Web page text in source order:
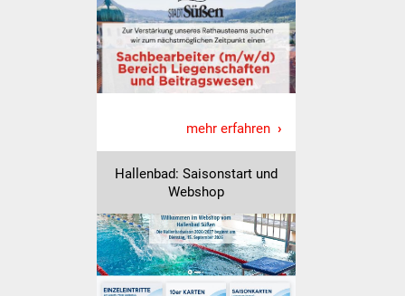
Ukraine-Hilfe
Wohnen
Baugrundstücke
Wirtschaft
Haushalt & Infos
mehr erfahren
Hallenbad: Saisonstart und
Webshop